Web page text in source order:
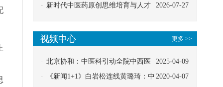
2026-07-27
新时代中医药原创思维培育与人才
更多 >>
视频中心
2025-04-09
北京协和：中医科引动全院中西医
协同
2020-04-07
《新闻1+1》白岩松连线黄璐琦：中